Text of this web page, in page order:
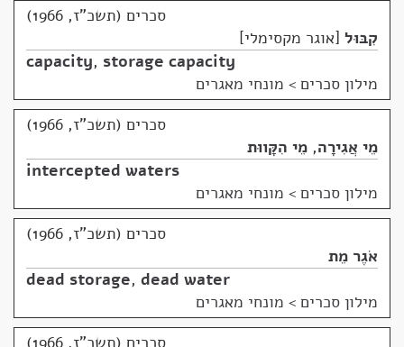
סכרים (תשכ"ז, 1966)
קִבּוּל אוגר מקסימלי
capacity, storage capacity
מילון סכרים > מונחי מאגרים
סכרים (תשכ"ז, 1966)
מֵי אֲגִירָה, מֵי הִקָּווּת
intercepted waters
מילון סכרים > מונחי מאגרים
סכרים (תשכ"ז, 1966)
אֹגֶר מֵת
dead storage, dead water
מילון סכרים > מונחי מאגרים
סכרים (תשכ"ז, 1966)